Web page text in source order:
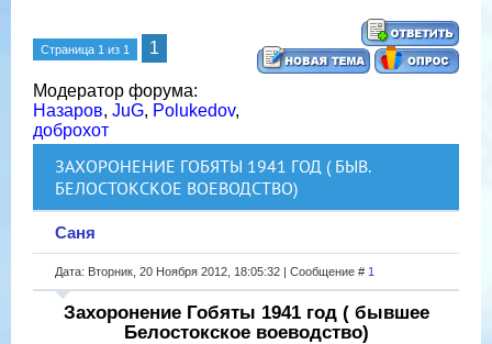
Страница 1 из 1 1
Модератор форума:
Назаров, JuG, Polukedov,
доброхот
ЗАХОРОНЕНИЕ ГОБЯТЫ 1941 ГОД ( БЫВ.
БЕЛОСТОКСКОЕ ВОЕВОДСТВО)
Саня
Дата: Вторник, 20 Ноября 2012, 18:05:32 | Сообщение # 1
Захоронение Гобяты 1941 год ( бывшее
Белостокское воеводство)